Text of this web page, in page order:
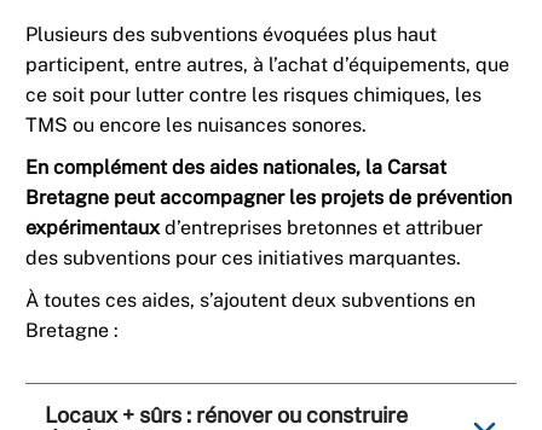
Plusieurs des subventions évoquées plus haut
participent, entre autres, à l’achat d’équipements, que
ce soit pour lutter contre les risques chimiques, les
TMS ou encore les nuisances sonores.
En complément des aides nationales, la Carsat
Bretagne peut accompagner les projets de prévention
expérimentauxd’entreprises bretonnes et attribuer
des subventions pour ces initiatives marquantes.
À toutes ces aides, s’ajoutent deux subventions en
Bretagne :
Locaux + sûrs : rénover ou construire